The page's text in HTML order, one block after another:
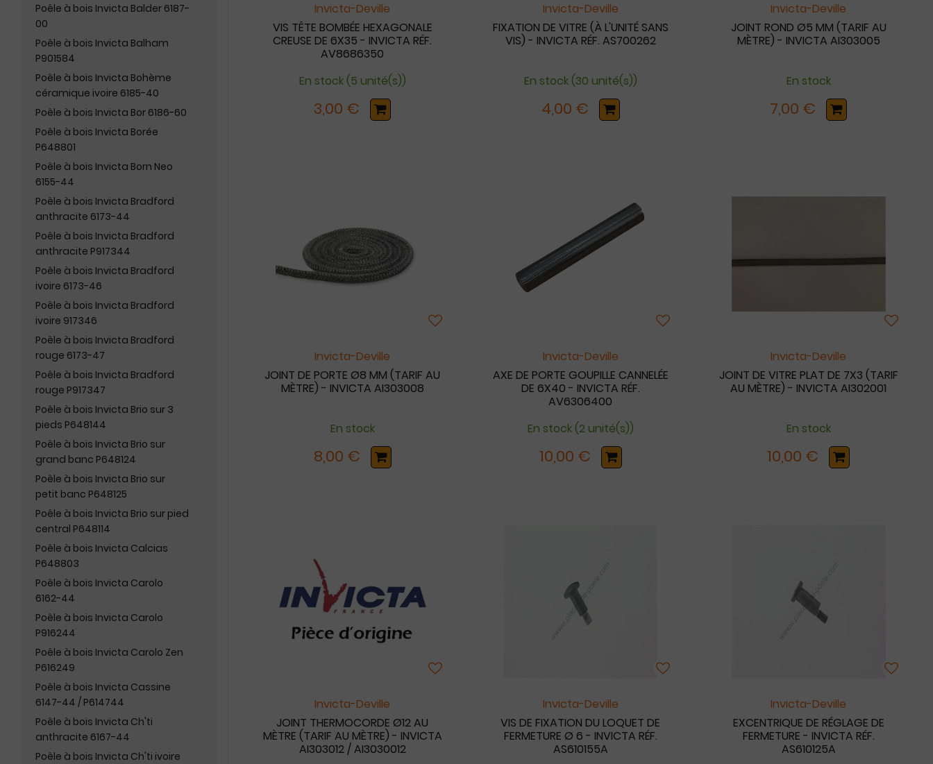
Poêle à bois Invicta Balder 6187-
00
Poêle à bois Invicta Balham
P901584
Poêle à bois Invicta Bohème
céramique ivoire 6185-40
Poêle à bois Invicta Bor 6186-60
Poêle à bois Invicta Borée
P648801
Poêle à bois Invicta Born Neo
6155-44
Poêle à bois Invicta Bradford
anthracite 6173-44
Poêle à bois Invicta Bradford
anthracite P917344
Poêle à bois Invicta Bradford
ivoire 6173-46
Poêle à bois Invicta Bradford
ivoire 917346
Poêle à bois Invicta Bradford
rouge 6173-47
Poêle à bois Invicta Bradford
rouge P917347
Poêle à bois Invicta Brio sur 3
pieds P648144
Poêle à bois Invicta Brio sur
grand banc P648124
Poêle à bois Invicta Brio sur
petit banc P648125
Poêle à bois Invicta Brio sur pied
central P648114
Poêle à bois Invicta Calcias
P648803
Poêle à bois Invicta Carolo
6162-44
Poêle à bois Invicta Carolo
P916244
Poêle à bois Invicta Carolo Zen
P616249
Poêle à bois Invicta Cassine
6147-44 / P614744
Poêle à bois Invicta Ch'ti
anthracite 6167-44
Poêle à bois Invicta Ch'ti ivoire
Invicta-Deville
VIS TÊTE BOMBÉE HEXAGONALE
CREUSE DE 6X35 - INVICTA RÉF.
AV8686350
En stock (5 unité(s))
3,00 €
Invicta-Deville
FIXATION DE VITRE (À L'UNITÉ SANS
VIS) - INVICTA RÉF. AS700262
En stock (30 unité(s))
4,00 €
Invicta-Deville
JOINT ROND Ø5 MM (TARIF AU
MÈTRE) - INVICTA AI303005
En stock
7,00 €
Invicta-Deville
JOINT DE PORTE Ø8 MM (TARIF AU
MÈTRE) - INVICTA AI303008
En stock
8,00 €
Invicta-Deville
AXE DE PORTE GOUPILLE CANNELÉE
DE 6X40 - INVICTA RÉF.
AV6306400
En stock (2 unité(s))
10,00 €
Invicta-Deville
JOINT DE VITRE PLAT DE 7X3 (TARIF
AU MÈTRE) - INVICTA AI302001
En stock
10,00 €
Invicta-Deville
JOINT THERMOCORDE Ø12 AU
MÈTRE (TARIF AU MÈTRE) - INVICTA
AI303012 / AI3030012
Invicta-Deville
VIS DE FIXATION DU LOQUET DE
FERMETURE Ø 6 - INVICTA RÉF.
AS610155A
Invicta-Deville
EXCENTRIQUE DE RÉGLAGE DE
FERMETURE - INVICTA RÉF.
AS610125A